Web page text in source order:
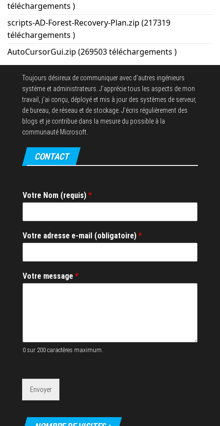
téléchargements )
scripts-AD-Forest-Recovery-Plan.zip (217319
téléchargements )
AutoCursorGui.zip (269503 téléchargements )
Toujours désireux de communiquer avec d’autres ingénieurs
système et administrateurs. J’apprécie tous les aspects de mon
travail, j’ai conçu, déployé et mis à jour des systèmes de serveur,
de bureau, de réseau et de stockage. J’écris régulièrement des
blogs et je contribue dans la mesure du possible à la
communauté Microsoft.
CONTACT
Votre Nom (requis) *
V
o
r
N
Votre adresse e-mail (obligatoire) *
Votre message *
0 sur 200 caractères maximum.
Envoyer